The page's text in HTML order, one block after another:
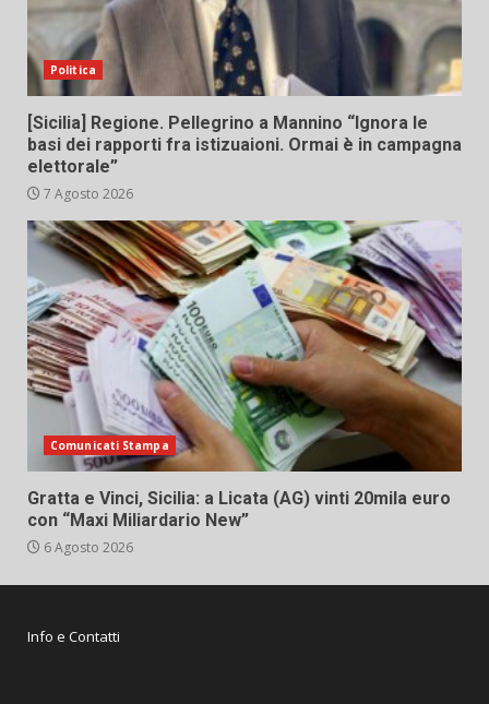
Politica
[Sicilia] Regione. Pellegrino a Mannino “Ignora le
basi dei rapporti fra istizuaioni. Ormai è in campagna
elettorale”
7 Agosto 2026
Comunicati Stampa
Gratta e Vinci, Sicilia: a Licata (AG) vinti 20mila euro
con “Maxi Miliardario New”
6 Agosto 2026
Info e Contatti